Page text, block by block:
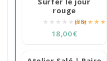
rouge
★★★★★ ★★★★★
(38)
18,00€